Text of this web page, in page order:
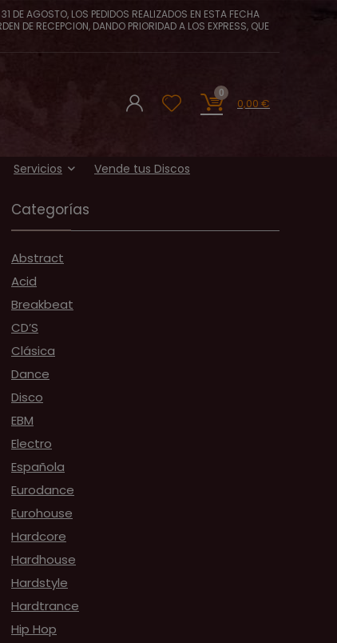
DE AGOSTO, LOS PEDIDOS REALIZADOS EN ESTA FECHA
DE RECEPCION, DANDO PRIORIDAD A LOS EXPRESS, QUE
0
0,00 €
Servicios Vende tus Discos
Categorías
Abstract
Acid
Breakbeat
CD’S
Clásica
Dance
Disco
EBM
Electro
Española
Eurodance
Eurohouse
Hardcore
Hardhouse
Hardstyle
Hardtrance
Hip Hop